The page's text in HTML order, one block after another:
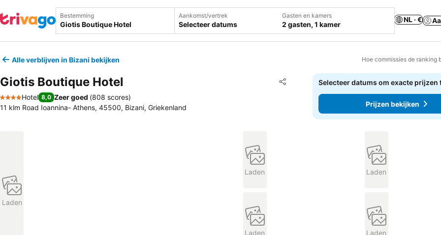
Bestemming Aankomst/vertrek
Selecteer datums
Gasten en kamers
2 gasten, 1 kamer
NL · €
Alle verblijven in Bizani bekijken Hoe commissies de ranking
Giotis Boutique Hotel Delen
Toevoegen aan favorieten
4 Sterren
Hotel 8,0 Zeer goed (808 scores)
11 klm Road Ioannina- Athens, 45500, Bizani, Griekenland
Selecteer datums om exacte prijzen
Prijzen bekijken
Laden
Laden Laden
Laden Laden